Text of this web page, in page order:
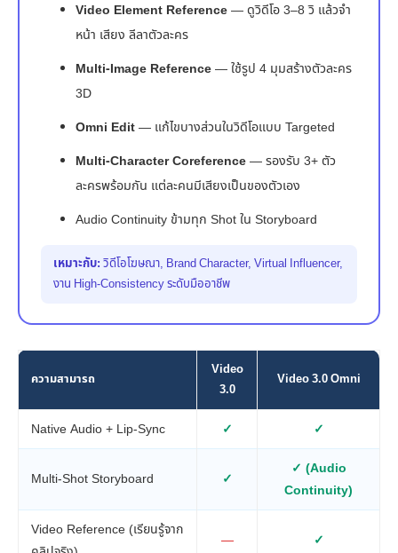
Video Element Reference— ดูวิดีโอ 3–8 วิ แล้วจำ
หน้า เสียง ลีลาตัวละคร
Multi-Image Reference— ใช้รูป 4 มุมสร้างตัวละคร
3D
Omni Edit— แก้ไขบางส่วนในวิดีโอแบบ Targeted
Multi-Character Coreference— รองรับ 3+ ตัว
ละครพร้อมกัน แต่ละคนมีเสียงเป็นของตัวเอง
Audio Continuity ข้ามทุก Shot ใน Storyboard
เหมาะกับ: วิดีโอโฆษณา, Brand Character, Virtual Influencer,
งาน High-Consistency ระดับมืออาชีพ
ความสามารถ
Video
3.0
Video 3.0 Omni
Native Audio + Lip-Sync ✓ ✓
Multi-Shot Storyboard ✓
✓ (Audio
Continuity)
Video Reference (เรียนรู้จาก
— ✓